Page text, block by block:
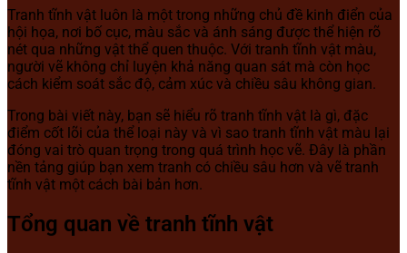
Tranh tĩnh vật luôn là một trong những chủ đề kinh điển của
hội họa, nơi bố cục, màu sắc và ánh sáng được thể hiện rõ
nét qua những vật thể quen thuộc. Với tranh tĩnh vật màu,
người vẽ không chỉ luyện khả năng quan sát mà còn học
cách kiểm soát sắc độ, cảm xúc và chiều sâu không gian.
Trong bài viết này, bạn sẽ hiểu rõ tranh tĩnh vật là gì, đặc
điểm cốt lõi của thể loại này và vì sao tranh tĩnh vật màu lại
đóng vai trò quan trọng trong quá trình học vẽ. Đây là phần
nền tảng giúp bạn xem tranh có chiều sâu hơn và vẽ tranh
tĩnh vật một cách bài bản hơn.
Tổng quan về tranh tĩnh vật